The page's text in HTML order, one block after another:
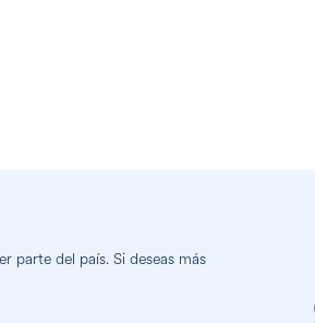
parte del país. Si deseas más